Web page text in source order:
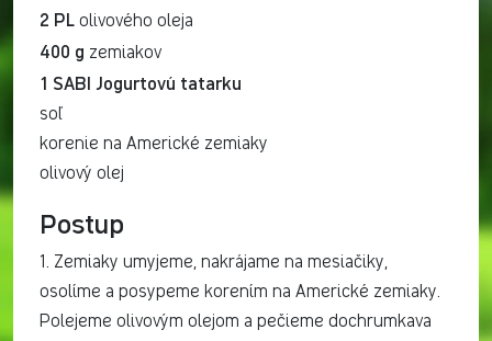
2 PL olivového oleja
400 g zemiakov
1 SABI Jogurtovú tatarku
soľ
korenie na Americké zemiaky
olivový olej
Postup
1. Zemiaky umyjeme, nakrájame na mesiačiky,
osolíme a posypeme korením na Americké zemiaky.
Polejeme olivovým olejom a pečieme dochrumkava